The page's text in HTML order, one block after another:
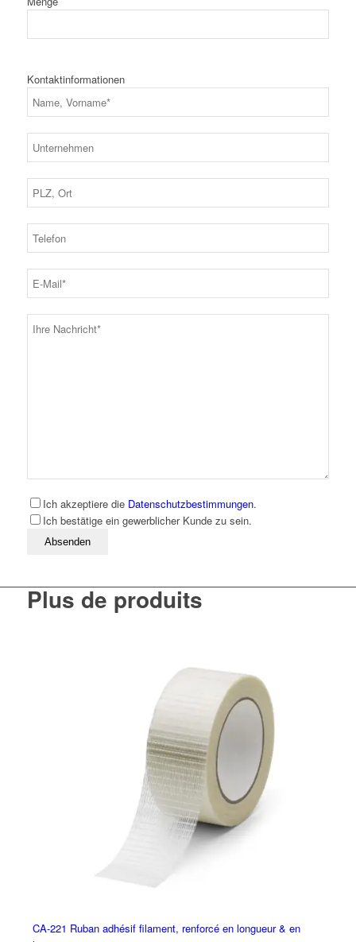
Kontaktinformationen
Ich akzeptiere die Datenschutzbestimmungen.
Ich bestätige ein gewerblicher Kunde zu sein.
Bitte lassen Sie dieses Feld leer
Plus de produits
CA-221 Ruban adhésif filament, renforcé en longueur & en